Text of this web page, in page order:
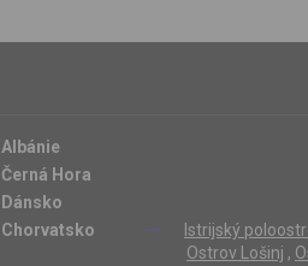
Albánie
Černá Hora
Dánsko
Chorvatsko Istrijský
Ostrov Lošinj ,